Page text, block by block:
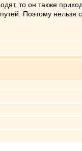
то он также
Поэтому нельзя